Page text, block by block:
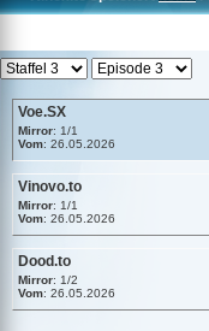
Voe.SX
Mirror: 1/1
Vom: 26.05.2026
Vinovo.to
Mirror: 1/1
Vom: 26.05.2026
Dood.to
Mirror: 1/2
Vom: 26.05.2026